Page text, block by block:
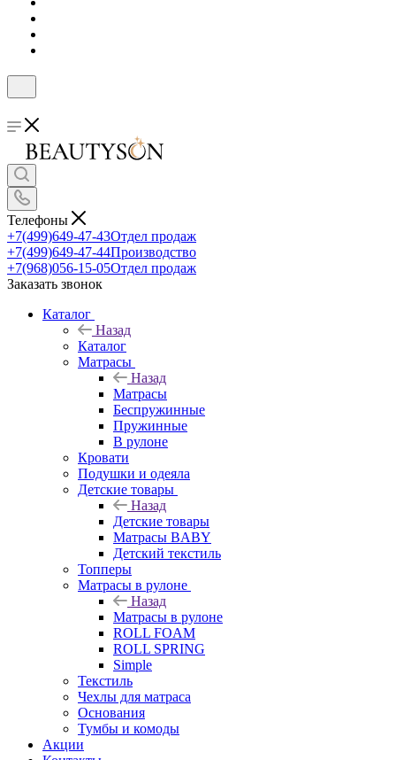
Телефоны
+7(499)649-47-43Отдел продаж
+7(499)649-47-44Производство
+7(968)056-15-05Отдел продаж
Заказать звонок
Каталог
Назад
Каталог
Матрасы
Назад
Матрасы
Беспружинные
Пружинные
В рулоне
Кровати
Подушки и одеяла
Детские товары
Назад
Детские товары
Матрасы BABY
Детский текстиль
Топперы
Матрасы в рулоне
Назад
Матрасы в рулоне
ROLL FOAM
ROLL SPRING
Simple
Текстиль
Чехлы для матраса
Основания
Тумбы и комоды
Акции